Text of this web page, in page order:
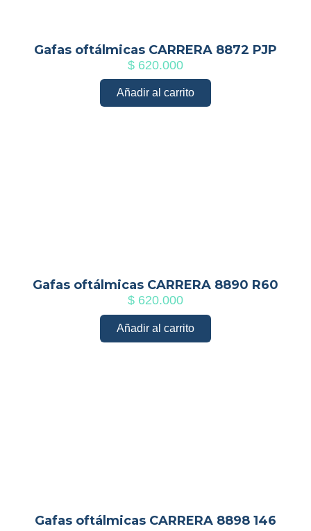
Gafas oftálmicas CARRERA 8872 PJP
$ 620.000
Añadir al carrito
Gafas oftálmicas CARRERA 8890 R60
$ 620.000
Añadir al carrito
Gafas oftálmicas CARRERA 8898 146